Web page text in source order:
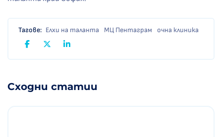
Тагове: Елхи на таланта МЦ Пентаграм очна клиника
Сходни статии